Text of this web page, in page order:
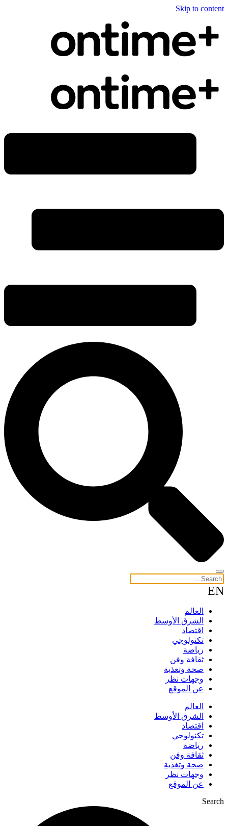
Skip to content
EN
العالم
الشرق الأوسط
اقتصاد
تكنولوجي
رياضة
ثقافة وفن
صحة وتغذية
وجهات نظر
عن الموقع
العالم
الشرق الأوسط
اقتصاد
تكنولوجي
رياضة
ثقافة وفن
صحة وتغذية
وجهات نظر
عن الموقع
Search